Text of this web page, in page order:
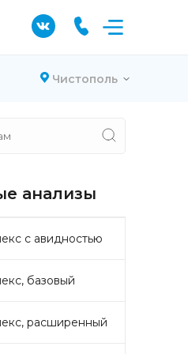
Чистополь
анализы
с авидностью
базовый
расширенный